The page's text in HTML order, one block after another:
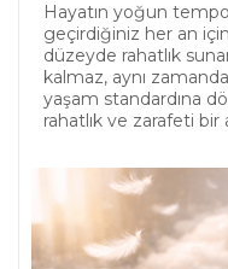
Hayatın yoğun
geçirdiğiniz her an
düzeyde rahatlık
kalmaz, aynı
yaşam standardına
rahatlık ve zarafeti bir